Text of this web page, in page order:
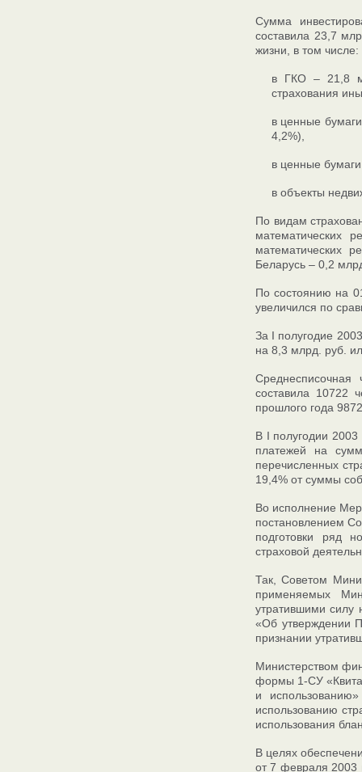
Сумма
составила 23,7
жизни, в том числе:
в ГКО – 21,8
страхования
в ценные
4,2%),
в ценные
в объекты
По видам
математических
математических
Беларусь – 0,2
По состоянию на
увеличился по
За I полугодие
на 8,3 млрд. руб.
Среднесписочная
составила 10722
прошлого года
В I полугодии
платежей на
перечисленных
19,4% от суммы
Во исполнение
постановлением
подготовки ряд
страховой
Так, Советом
применяемых
утратившими силу
«Об утверждении
признании
Министерством
формы 1-СУ
и
использованию
использования
В целях
от 7 февраля 2003